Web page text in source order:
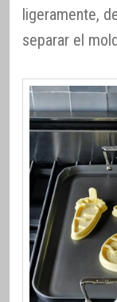
ligeramente,
separar el